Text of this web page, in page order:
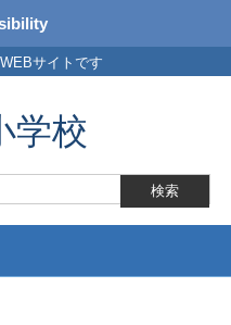
サイトです
学校